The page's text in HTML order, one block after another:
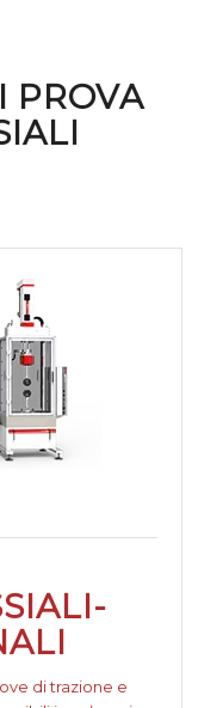
PROVA
di trazione e